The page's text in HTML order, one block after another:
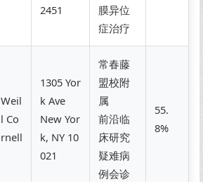
2451
膜异位
症治疗
Weil
l Co
rnell
1305 Yor
k Ave
New Yor
k, NY 10
021
常春藤
盟校附
属
前沿临
床研究
疑难病
例会诊
55.
8%